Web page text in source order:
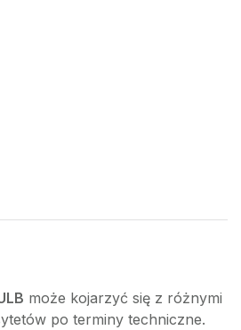
może kojarzyć się z różnymi
po terminy techniczne.